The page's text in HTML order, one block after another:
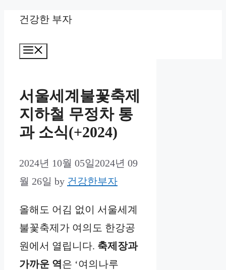
Skip
content
건강한 부자
서울세계불꽃축제
지하철 무정차 통
과 소식(+2024)
2024년 10월 05일2024년 09
월 26일 by 건강한부자
올해도 어김 없이 서울세계
불꽃축제가 여의도 한강공
원에서 열립니다. 축제장과
가까운 역은 ‘여의나루